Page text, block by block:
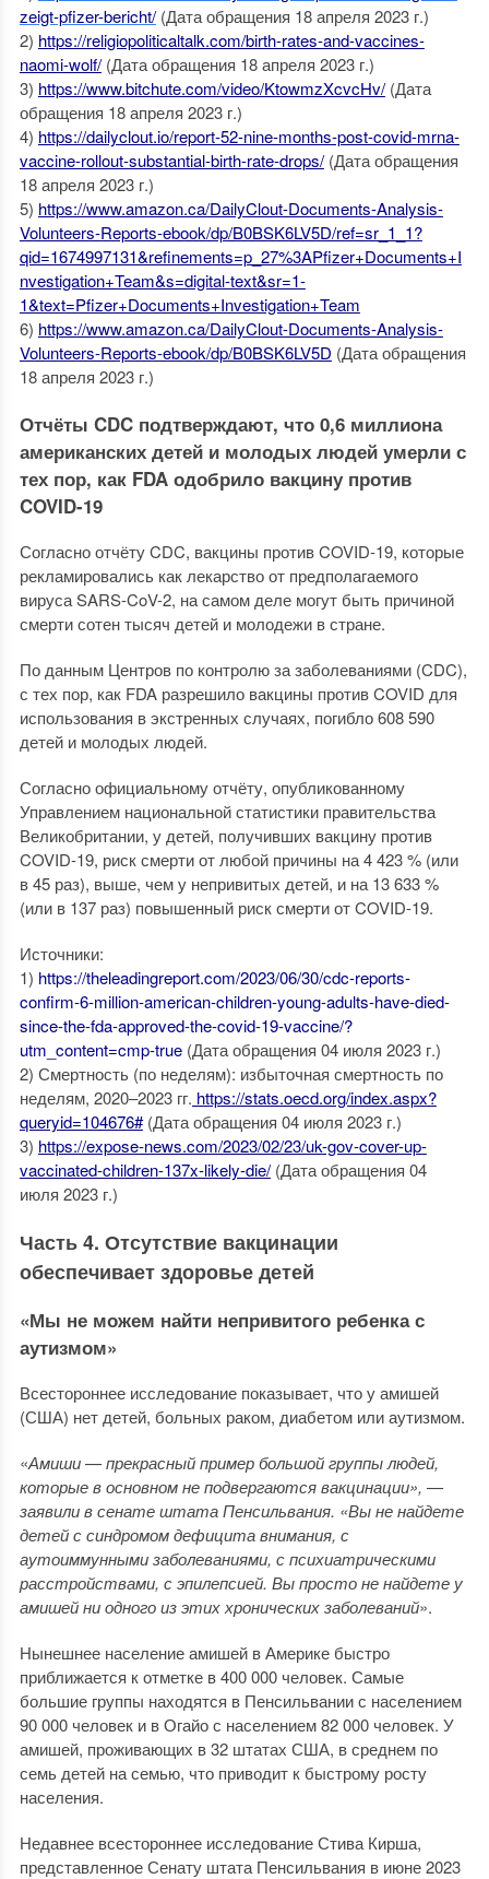
zeigt-pfizer-bericht/(Дата обращения 18 апреля 2023 г.)
2) https://religiopoliticaltalk.com/birth-rates-and-vaccines-
naomi-wolf/(Дата обращения 18 апреля 2023 г.)
3) https://www.bitchute.com/video/KtowmzXcvcHv/(Дата
обращения 18 апреля 2023 г.)
4) https://dailyclout.io/report-52-nine-months-post-covid-mrna-
vaccine-rollout-substantial-birth-rate-drops/(Дата обращения
18 апреля 2023 г.)
5) https://www.amazon.ca/DailyClout-Documents-Analysis-
Volunteers-Reports-ebook/dp/B0BSK6LV5D/ref=sr_1_1?
qid=1674997131&refinements=p_27%3APfizer+Documents+I
nvestigation+Team&s=digital-text&sr=1-
1&text=Pfizer+Documents+Investigation+Team
6) https://www.amazon.ca/DailyClout-Documents-Analysis-
Volunteers-Reports-ebook/dp/B0BSK6LV5D (Дата обращения
18 апреля 2023 г.)
Отчёты CDC подтверждают, что 0,6 миллиона
американских детей и молодых людей умерли с
тех пор, как FDA одобрило вакцину против
COVID-19
Согласно отчёту CDC, вакцины против COVID-19, которые
рекламировались как лекарство от предполагаемого
вируса SARS-CoV-2, на самом деле могут быть причиной
смерти сотен тысяч детей и молодежи в стране.
По данным Центров по контролю за заболеваниями (CDC),
с тех пор, как FDA разрешило вакцины против COVID для
использования в экстренных случаях, погибло 608 590
детей и молодых людей.
Согласно официальному отчёту, опубликованному
Управлением национальной статистики правительства
Великобритании, у детей, получивших вакцину против
COVID-19, риск смерти от любой причины на 4 423 % (или
в 45 раз), выше, чем у непривитых детей, и на 13 633 %
(или в 137 раз) повышенный риск смерти от COVID-19.
Источники:
1) https://theleadingreport.com/2023/06/30/cdc-reports-
confirm-6-million-american-children-young-adults-have-died-
since-the-fda-approved-the-covid-19-vaccine/?
utm_content=cmp-true(Дата обращения 04 июля 2023 г.)
2) Смертность (по неделям): избыточная смертность по
неделям, 2020–2023 гг. https://stats.oecd.org/index.aspx?
queryid=104676#(Дата обращения 04 июля 2023 г.)
3) https://expose-news.com/2023/02/23/uk-gov-cover-up-
vaccinated-children-137x-likely-die/(Дата обращения 04
июля 2023 г.)
Часть 4. Отсутствие вакцинации
обеспечивает здоровье детей
«Мы не можем найти непривитого ребенка с
аутизмом»
Всестороннее исследование показывает, что у амишей
(США) нет детей, больных раком, диабетом или аутизмом.
«Амиши — прекрасный пример большой группы людей,
которые в основном не подвергаются вакцинации», —
заявили в сенате штата Пенсильвания. «Вы не найдете
детей с синдромом дефицита внимания, с
аутоиммунными заболеваниями, с психиатрическими
расстройствами, с эпилепсией. Вы просто не найдете у
амишей ни одного из этих хронических заболеваний».
Нынешнее население амишей в Америке быстро
приближается к отметке в 400 000 человек. Самые
большие группы находятся в Пенсильвании с населением
90 000 человек и в Огайо с населением 82 000 человек. У
амишей, проживающих в 32 штатах США, в среднем по
семь детей на семью, что приводит к быстрому росту
населения.
Недавнее всестороннее исследование Стива Кирша,
представленное Сенату штата Пенсильвания в июне 2023